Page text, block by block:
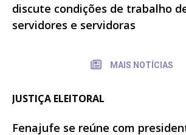
discute condições de trabalho
servidores e servidoras
MAIS NOTÍCIAS
JUSTIÇA ELEITORAL
Fenajufe se reúne com